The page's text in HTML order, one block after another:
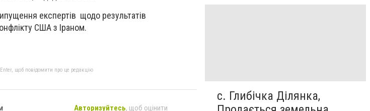
експертів щодо результатів
США з Іраном.
щоб повідомити про це редакцію
Авторизуйтесь, щоб оцінити
с. Глибічка Ділянка,